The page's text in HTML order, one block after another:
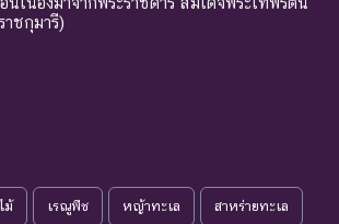
าชกุมารี)
ม้ เรณูพืช หญ้าทะเล สาหร่ายทะเล